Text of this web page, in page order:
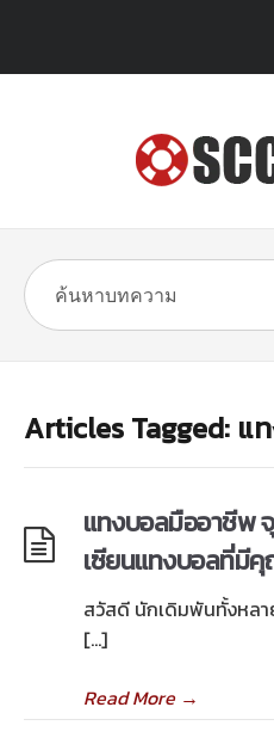
Articles Tagged: แ
แทงบอลมืออาชีพ
เซียนแทงบอลที่มี
สวัสดี นักเดิมพันทั้งหลา
[…]
Read More→